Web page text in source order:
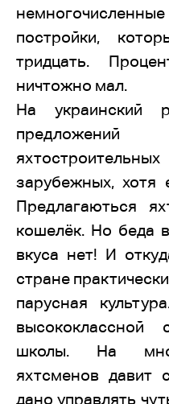
постройки,
тридцать.
ничтожно мал.
На украинский
предложений
зарубежных, хотя
Предлагаються
кошелёк. Но беда
вкуса нет! И
стране
парусная
высококлассной
школы. На
яхтсменов давит
дано управлять